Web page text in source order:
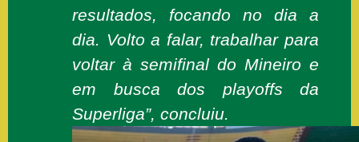
resultados, focando no dia a
dia. Volto a falar, trabalhar para
voltar à semifinal do Mineiro e
em busca dos playoffs da
Superliga”, concluiu.